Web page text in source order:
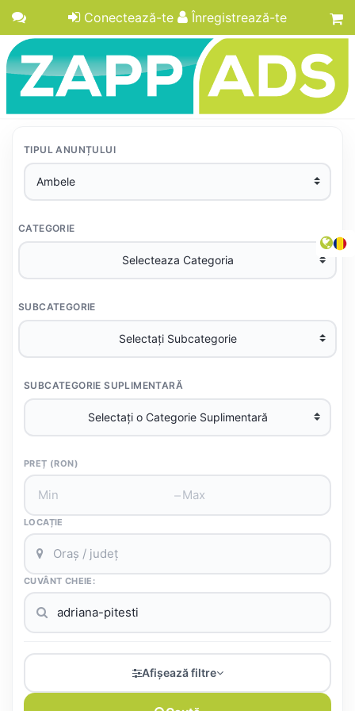
Conectează-te Înregistrează-te
TIPUL ANUNȚULUI
CATEGORIE
SUBCATEGORIE
SUBCATEGORIE SUPLIMENTARĂ
PREȚ (RON)
–
LOCAȚIE
CUVÂNT CHEIE:
Afișează filtre